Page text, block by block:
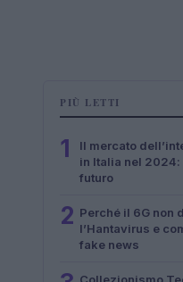
PIÙ LETTI
1
Il mercato
in Italia nel
futuro
2 Perché il 6G non
l’Hantavirus e
fake news